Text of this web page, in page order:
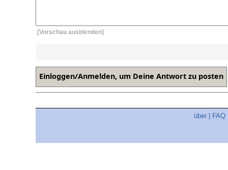
[Vorschau ausblenden]
über FAQ